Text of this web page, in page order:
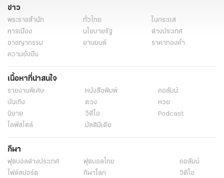
ข่าว
พระราชสำนัก ทั่วไทย
ในกระแส
การเมือง
นโยบายรัฐ
ต่างประเทศ
อาชญากรรม
ยานยนต์
ราคาทองคำ
ความยั่งยืน
เนื้อหาที่น่าสนใจ
รายงานพิเศษ หนังสือพิมพ์
คอลัมน์
บันเทิง
ดวง
หวย
นิยาย
วิดีโอ
Podcast
ไลฟ์สไตล์
มัลติมีเดีย
กีฬา
ฟุตบอลต่่างประเทศ ฟุตบอลไทย
คอลัมน์
ไฟต์สปอร์ต
กีฬาโลก
วิดีโอ